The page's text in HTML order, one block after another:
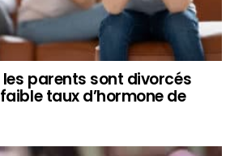
parents sont divorcés
taux d’hormone de